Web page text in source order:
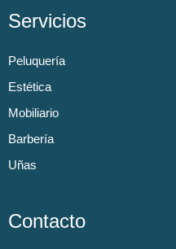
Servicios
Peluquería
Estética
Mobiliario
Barbería
Uñas
Contacto